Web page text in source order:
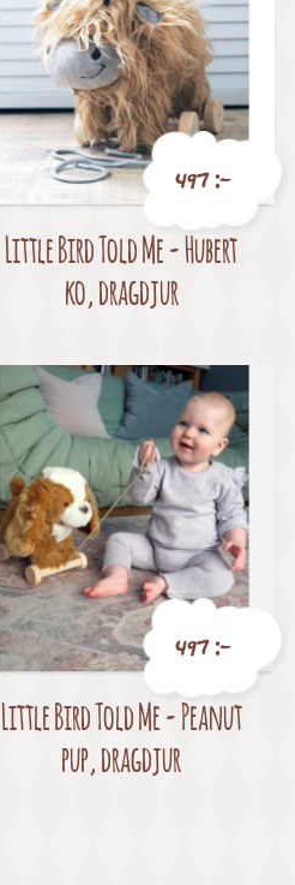
Pris
497 :-
Little Bird Told Me - Hubert
ko, dragdjur
Pris
497 :-
Little Bird Told Me - Peanut
pup, dragdjur